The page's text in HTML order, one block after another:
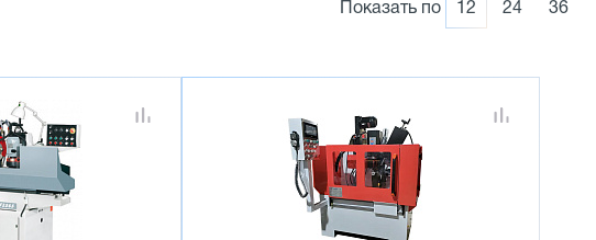
Показать по 12 24 36